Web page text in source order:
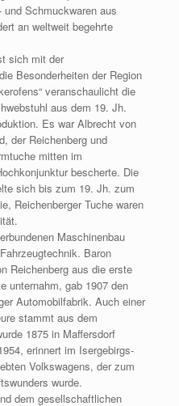
und Schmuckwaren aus
an weltweit begehrte
sich mit der
Besonderheiten der Region
veranschaulicht die
aus dem 19. Jh.
Es war Albrecht von
der Reichenberg und
mitten im
bescherte. Die
sich bis zum 19. Jh. zum
Reichenberger Tuche waren
Maschinenbau
Baron
Reichenberg aus die erste
unternahm, gab 1907 den
Automobilfabrik. Auch einer
stammt aus dem
1875 in Maffersdorf
erinnert im Isergebirgs-
Volkswagens, der zum
wurde.
dem gesellschaftlichen